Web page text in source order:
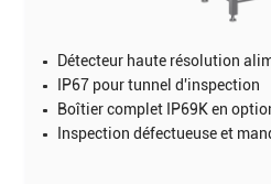
Détecteur haute résolution
IP67 pour tunnel d'inspection
Boîtier complet IP69K en
Inspection défectueuse et